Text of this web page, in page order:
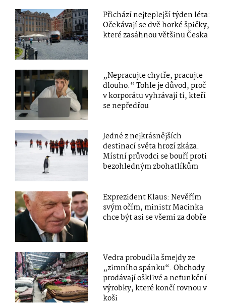
Přichází nejteplejší týden léta:
Očekávají se dvě horké špičky,
které zasáhnou většinu Česka
„Nepracujte chytře, pracujte
dlouho.“ Tohle je důvod, proč
v korporátu vyhrávají ti, kteří
se nepředřou
Jedné z nejkrásnějších
destinací světa hrozí zkáza.
Místní průvodci se bouří proti
bezohledným zbohatlíkům
Exprezident Klaus: Nevěřím
svým očím, ministr Macinka
chce být asi se všemi za dobře
Vedra probudila šmejdy ze
„zimního spánku“. Obchody
prodávají ošklivé a nefunkční
výrobky, které končí rovnou v
koši